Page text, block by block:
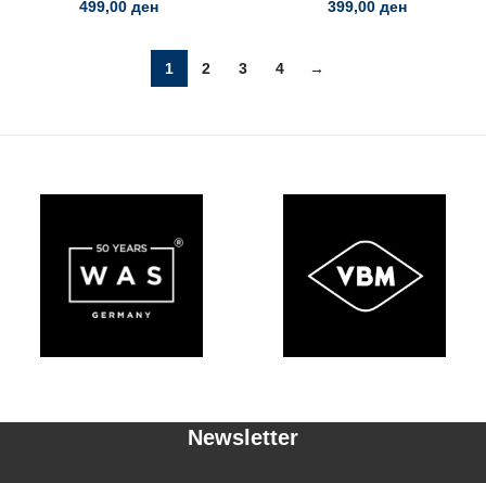
499,00 ден 399,00 ден
1 2 3 4 →
Newsletter